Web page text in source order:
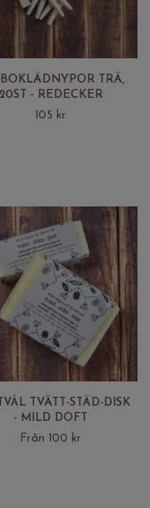
TRÄ,
20ST - REDECKER
105 kr
TVÄTT-STÄD-DISK
- MILD DOFT
Från 100 kr